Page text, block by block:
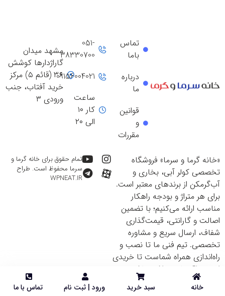
خانه سبد خرید ورود | ثبت نام تماس با ما
مشهد میدان
گاراژدارها کوشش
۳۶ (قائم ۵) مرکز
خرید آفتاب، جنب
ورودی ۳
051-
38330700
09156004021
ساعت
کار ۱۰
الی ۲۰
تماس
باما
درباره
ما
قوانین
و
مقررات
«خانه گرما و سرما» فروشگاه
تخصصی کولر آبی، بخاری و
آب‌گرمکن از برندهای معتبر است.
برای هر متراژ و بودجه راهکار
مناسب ارائه می‌کنیم؛ با تضمین
اصالت و گارانتی، قیمت‌گذاری
شفاف، ارسال سریع و مشاوره
تخصصی. تیم فنی ما تا نصب و
راه‌اندازی همراه شماست تا خریدی
ایمن و اقتصادی داشته باشید.
تمام حقوق برای خانه گرما و
سرما محفوظ است. طراح
WPNEAT.IR